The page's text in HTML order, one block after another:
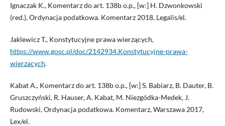
Ignaczak K., Komentarz do art. 138b o.p., [w:] H. Dzwonkowski
(red.), Ordynacja podatkowa. Komentarz 2018, Legalis/el.
Jaklewicz T., Konstytucyjne prawa wierzących,
https://www.gosc.pl/doc/2142934.Konstytucyjne-prawa-
wierzacych.
Kabat A., Komentarz do art. 138b o.p., [w:] S. Babiarz, B. Dauter, B.
Gruszczyński, R. Hauser, A. Kabat, M. Niezgódka-Medek, J.
Rudowski, Ordynacja podatkowa. Komentarz, Warszawa 2017,
Lex/el.